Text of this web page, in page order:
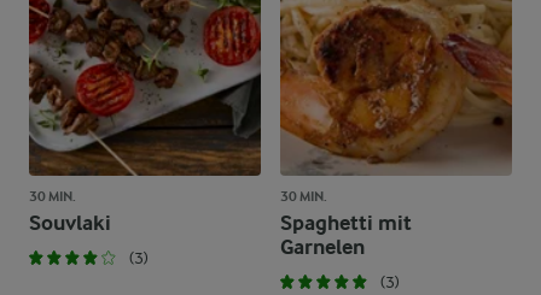
30 MIN.
Souvlaki
(3)
30 MIN.
Spaghetti mit
Garnelen
(3)